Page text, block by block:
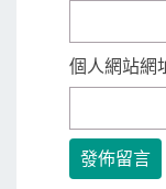
個人網站網